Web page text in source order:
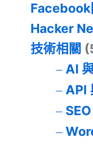
Facebook
Hacker
技術相關
AI
API